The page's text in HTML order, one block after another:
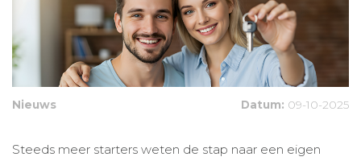
Nieuws Datum: 09-10-2025
Steeds meer starters weten de stap naar een eigen